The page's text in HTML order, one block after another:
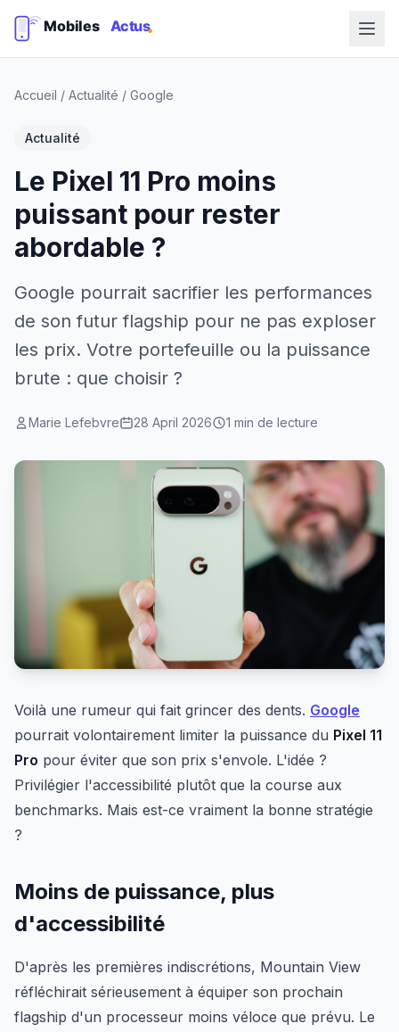
Accueil / Actualité / Google
Actualité
Le Pixel 11 Pro moins
puissant pour rester
abordable ?
Google pourrait sacrifier les performances
de son futur flagship pour ne pas exploser
les prix. Votre portefeuille ou la puissance
brute : que choisir ?
Marie Lefebvre 28 April 2026 1 min de lecture
Voilà une rumeur qui fait grincer des dents. Google
pourrait volontairement limiter la puissance du Pixel 11
Pro pour éviter que son prix s'envole. L'idée ?
Privilégier l'accessibilité plutôt que la course aux
benchmarks. Mais est-ce vraiment la bonne stratégie
?
Moins de puissance, plus
d'accessibilité
D'après les premières indiscrétions, Mountain View
réfléchirait sérieusement à équiper son prochain
flagship d'un processeur moins véloce que prévu. Le